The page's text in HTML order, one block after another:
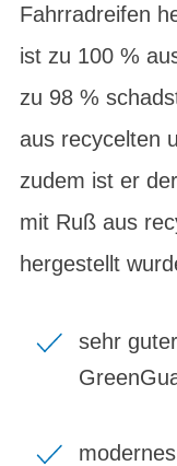
Fahrradreifen
ist zu 100 %
zu 98 %
aus recycelten
zudem ist er
mit Ruß aus
hergestellt
sehr